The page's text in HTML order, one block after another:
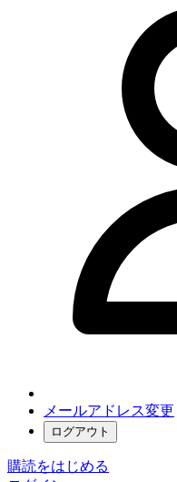
メールアドレス変更
ログアウト
購読をはじめる